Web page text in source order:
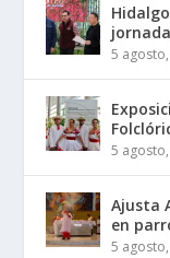
5
5
Ajusta
en
5